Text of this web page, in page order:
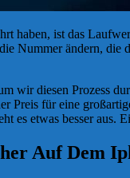
haben, ist das
Nummer ändern,
wir diesen Prozess
Preis für eine
es etwas besser
Auf Dem